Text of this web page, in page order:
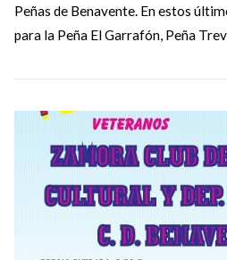
VIEW
Peñas de Benavente. En estos
para la Peña El Garrafón, Peña